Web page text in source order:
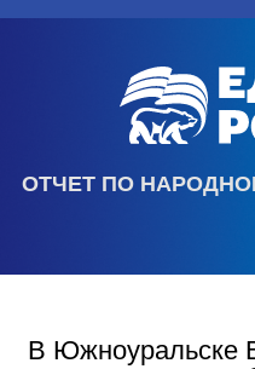
ОТЧЕТ ПО
В Южноуральске